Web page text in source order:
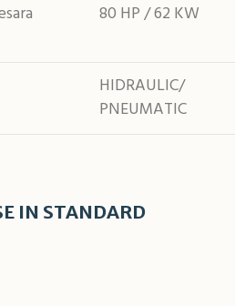
80 HP / 62 KW
HIDRAULIC/
PNEUMATIC
IN STANDARD